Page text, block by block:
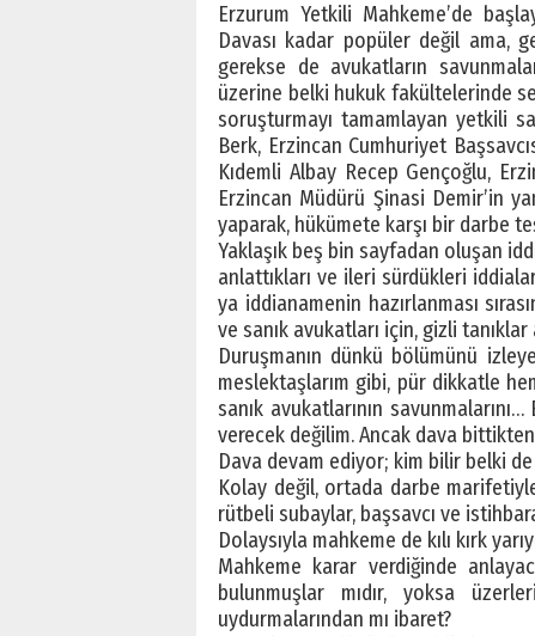
Erzurum Yetkili Mahkeme’de
Davası kadar popüler değil ama,
gerekse de avukatların
üzerine belki hukuk fakültelerinde
soruşturmayı tamamlayan yetkili
Berk, Erzincan Cumhuriyet
Kıdemli Albay Recep Gençoğlu,
Erzincan Müdürü Şinasi Demir’in
yaparak, hükümete karşı bir darbe
Yaklaşık beş bin sayfadan oluşan
anlattıkları ve ileri sürdükleri
ya iddianamenin hazırlanması
ve sanık avukatları için, gizli tanıklar
Duruşmanın dünkü bölümünü
meslektaşlarım gibi, pür dikkatle
sanık avukatlarının
verecek değilim. Ancak dava
Dava devam ediyor; kim bilir belki
Kolay değil, ortada darbe
rütbeli subaylar, başsavcı ve
Dolaysıyla mahkeme de kılı kırk
Mahkeme karar verdiğinde
bulunmuşlar mıdır, yoksa
uydurmalarından mı ibaret?